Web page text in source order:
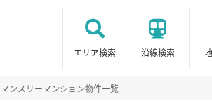
エリア検索 沿線検索
ンスリーマンション物件一覧